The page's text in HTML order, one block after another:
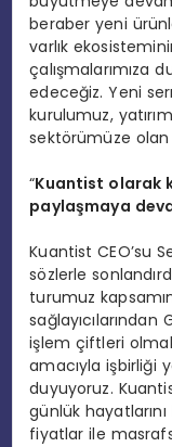
beraber yeni
varlık
çalışmalarımıza
edeceğiz. Yeni
kurulumuz,
sektörümüze olan
“Kuantist olarak
paylaşmaya
Kuantist CEO’su
sözlerle
turumuz
işlem çiftleri
amacıyla işbirliği
duyuyoruz.
günlük
fiyatlar ile